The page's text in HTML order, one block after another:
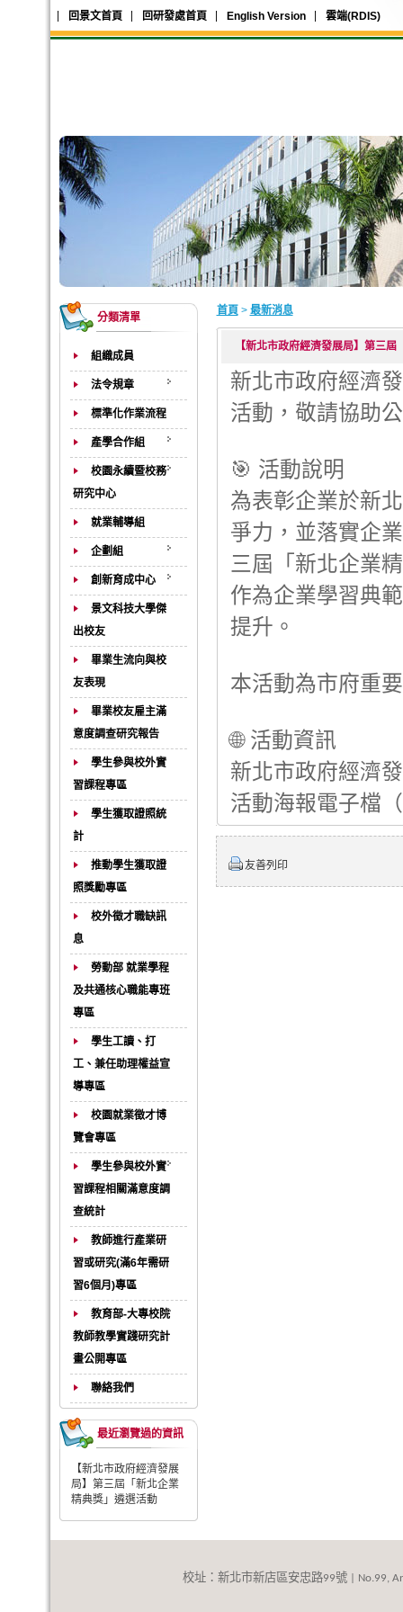
回景文首頁 回研發處首頁 English Version 雲端(RDIS)
分類清單
組織成員
法令規章
標準化作業流程
產學合作組
校園永續暨校務
研究中心
就業輔導組
企劃組
創新育成中心
景文科技大學傑
出校友
畢業生流向與校
友表現
畢業校友雇主滿
意度調查研究報告
學生參與校外實
習課程專區
學生獲取證照統
計
推動學生獲取證
照獎勵專區
校外徵才職缺訊
息
勞動部 就業學程
及共通核心職能專班
專區
學生工讀、打
工、兼任助理權益宣
導專區
校園就業徵才博
覽會專區
學生參與校外實
習課程相關滿意度調
查統計
教師進行產業研
習或研究(滿6年需研
習6個月)專區
教育部-大專校院
教師教學實踐研究計
畫公開專區
聯絡我們
最近瀏覽過的資訊
【新北市政府經濟發展
局】第三屆「新北企業
精典獎」遴選活動
首頁 > 最新消息
【新北市政府經濟發展局】第三
新北市政府經濟
活動，敬請協助
🎯 活動說明
為表彰企業於新
爭力，並落實企
三屆「新北企業
作為企業學習典
提升。
本活動為市府重
🌐 活動資訊
新北市政府經濟
活動海報電子檔
友善列印
校址：新北市新店區安忠路99號 | No.99,